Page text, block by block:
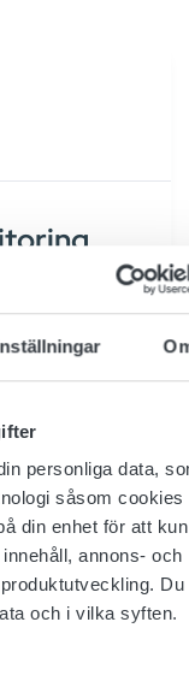
personliga data,
såsom cookies
din enhet för att
annons- och
Du
och i vilka syften.